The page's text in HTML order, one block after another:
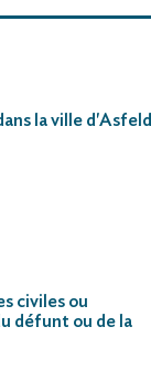
la ville d'Asfeld
civiles ou
défunt ou de la